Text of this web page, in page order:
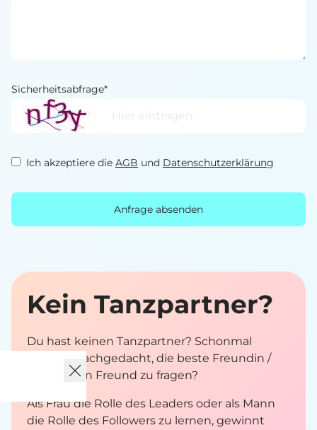
Sicherheitsabfrage*
Ich akzeptiere die AGB und Datenschutzerklärung
Anfrage absenden
Kein Tanz­partner?
Du hast keinen Tanzpartner? Schonmal
darüber nachgedacht, die beste Freundin /
den besten Freund zu fragen?
Als Frau die Rolle des Leaders oder als Mann
die Rolle des Followers zu lernen, gewinnt